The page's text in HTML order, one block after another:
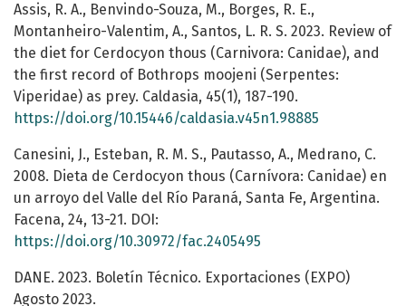
Assis, R. A., Benvindo-Souza, M., Borges, R. E.,
Montanheiro-Valentim, A., Santos, L. R. S. 2023. Review of
the diet for Cerdocyon thous (Carnivora: Canidae), and
the first record of Bothrops moojeni (Serpentes:
Viperidae) as prey. Caldasia, 45(1), 187-190.
https://doi.org/10.15446/caldasia.v45n1.98885
Canesini, J., Esteban, R. M. S., Pautasso, A., Medrano, C.
2008. Dieta de Cerdocyon thous (Carnívora: Canidae) en
un arroyo del Valle del Río Paraná, Santa Fe, Argentina.
Facena, 24, 13-21. DOI:
https://doi.org/10.30972/fac.2405495
DANE. 2023. Boletín Técnico. Exportaciones (EXPO)
Agosto 2023.